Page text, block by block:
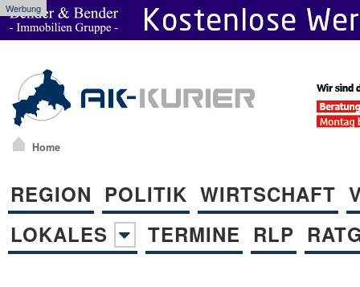
Werbung
Home
REGION POLITIK WIRTSCHAFT
LOKALES
TERMINE RLP